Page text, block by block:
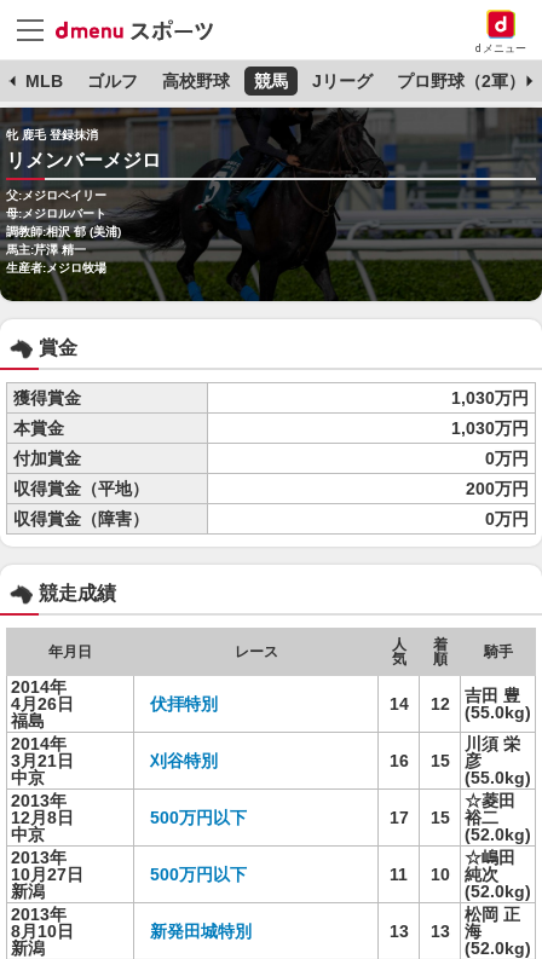
dメニュー
MLB ゴルフ 高校野球 競馬 Jリーグ プロ野球（2軍）
牝 鹿毛 登録抹消
リメンバーメジロ
父:メジロベイリー
母:メジロルバート
調教師:相沢 郁 (美浦)
馬主:芹澤 精一
生産者:メジロ牧場
賞金
獲得賞金
1,030万円
本賞金
1,030万円
付加賞金
0万円
収得賞金（平地）
200万円
収得賞金（障害）
0万円
競走成績
年月日 レース
人
気
着
順
騎手
2014年
4月26日
福島
伏拝特別 14 12
吉田 豊
(55.0kg)
2014年
3月21日
中京
刈谷特別 16 15
川須 栄
彦
(55.0kg)
2013年
12月8日
中京
500万円以下 17 15
☆菱田
裕二
(52.0kg)
2013年
10月27日
新潟
500万円以下 11 10
☆嶋田
純次
(52.0kg)
2013年
8月10日
新潟
新発田城特別 13 13
松岡 正
海
(52.0kg)